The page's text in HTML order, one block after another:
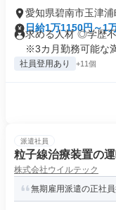
愛知県碧南市玉津浦
日給1万1150円～1
求める人材 ◎学歴
※3カ月勤務可能な
社員登用あり +11個
派遣社員
粒子線治療装置の
株式会社ウイルテック
無期雇用派遣の正社